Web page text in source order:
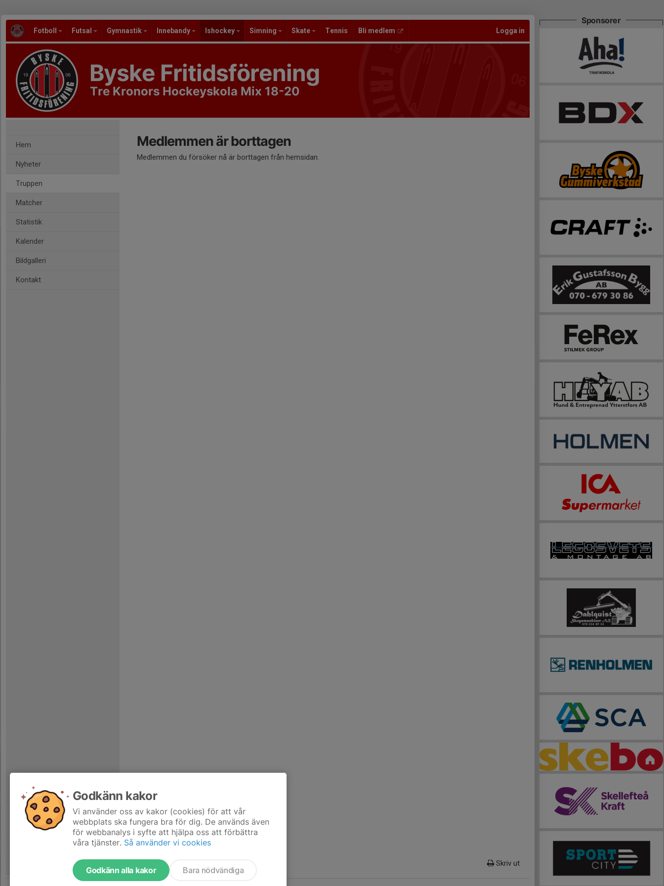
Fotboll Futsal Gymnastik Innebandy Ishockey Simning Skate Tennis Bli medlem Logga in
Byske Fritidsförening
Tre Kronors Hockeyskola Mix 18-20
Hem
Nyheter
Truppen
Matcher
Statistik
Kalender
Bildgalleri
Kontakt
Medlemmen är borttagen
Medlemmen du försöker nå är borttagen från hemsidan.
Skriv ut
Sponsorer
Godkänn kakor
Vi använder oss av kakor (cookies) för att vår
webbplats ska fungera bra för dig. De används även
för webbanalys i syfte att hjälpa oss att förbättra
våra tjänster. Så använder vi cookies
Godkänn alla kakor Bara nödvändiga